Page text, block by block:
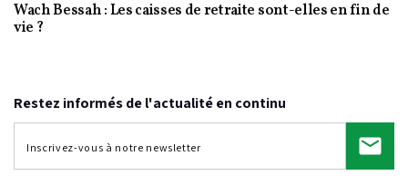
Video
Wach Bessah : Les caisses de retraite sont-elles en fin de
vie ?
Restez informés de l'actualité en continu